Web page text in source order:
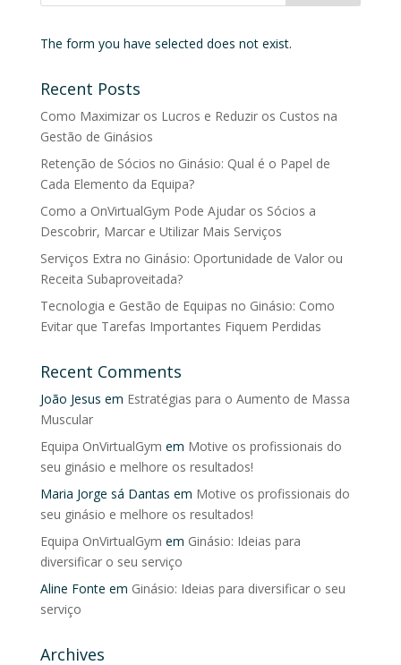
The form you have selected does not exist.
Recent Posts
Como Maximizar os Lucros e Reduzir os Custos na
Gestão de Ginásios
Retenção de Sócios no Ginásio: Qual é o Papel de
Cada Elemento da Equipa?
Como a OnVirtualGym Pode Ajudar os Sócios a
Descobrir, Marcar e Utilizar Mais Serviços
Serviços Extra no Ginásio: Oportunidade de Valor ou
Receita Subaproveitada?
Tecnologia e Gestão de Equipas no Ginásio: Como
Evitar que Tarefas Importantes Fiquem Perdidas
Recent Comments
João Jesus em Estratégias para o Aumento de Massa
Muscular
Equipa OnVirtualGym em Motive os profissionais do
seu ginásio e melhore os resultados!
Maria Jorge sá Dantas em Motive os profissionais do
seu ginásio e melhore os resultados!
Equipa OnVirtualGym em Ginásio: Ideias para
diversificar o seu serviço
Aline Fonte em Ginásio: Ideias para diversificar o seu
serviço
Archives